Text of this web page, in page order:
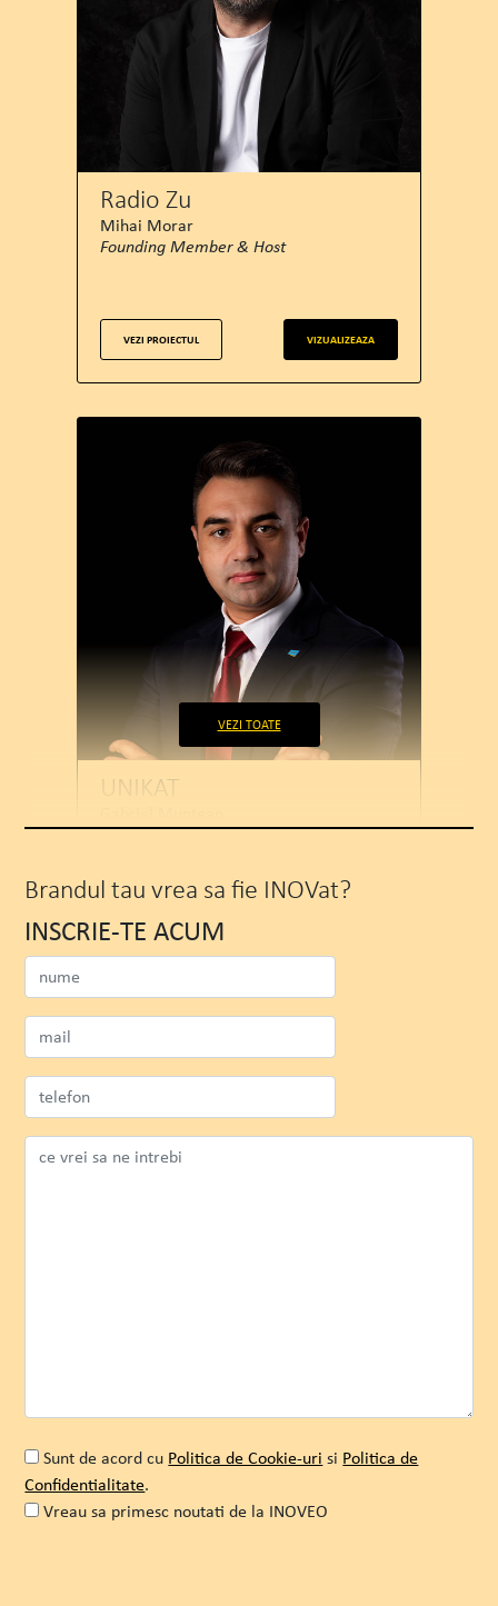
Radio Zu
Mihai Morar
Founding Member & Host
VEZI PROIECTUL VIZUALIZEAZA
UNIKAT
CEO
VEZI PROIECTUL
COO
VIZUALIZEAZA
VEZI TOATE
Brandul tau vrea sa fie INOVat?
INSCRIE-TE ACUM
Sunt de acord cu Politica de Cookie-uri si Politica de
Confidentialitate.
Vreau sa primesc noutati de la INOVEO